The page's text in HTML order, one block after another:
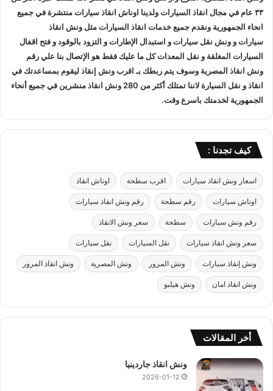
٣٣ عام في مجال
انقاذ السياراتولدينا اوناش انقاذ سياراتمنتشرة في جميع
انحاء الجمهورية ونقدم جميع خدمات انقاذ السياراتمثل ونش انقاذ
سياراتو ونش نقل سياراتو استبدال الإطارات و التزود بالوقود و فتح اقفال
السيارات المغلقة و نقل المعدات كل ما عليك فقط هو الإتصال بنا عليرقم
ونش انقاذ المصرية وسوف يتم ربطك بـ اقرب ونش إنقاذليقوم بمساعدتك في
انقاذ و نقل السيارة لاننا تمتلك أكثر من 280 ونش انقاذمنشرين في جميع أنحاء
الجمهورية لخدمتك باسرع وقت.
كيف تجدنا :
اسعار ونش انقاذ سيارات اقرب سطحة اوناش انقاذ
اوناش سيارات رقم سطحة رقم ونش انقاذ سيارات
رقم ونش سيارات سطحة سعر ونش الانقاذ
سعر ونش انقاذ سيارات نقل السيارات نقل سيارات
ونش إنقاذ سيارات ونش المرور ونش المصرية ونش انقاذ المرور
ونش انقاذ امان ونش هيلبو
أخر المقالات
ونش انقاذ جاردينيا
2026-01-12